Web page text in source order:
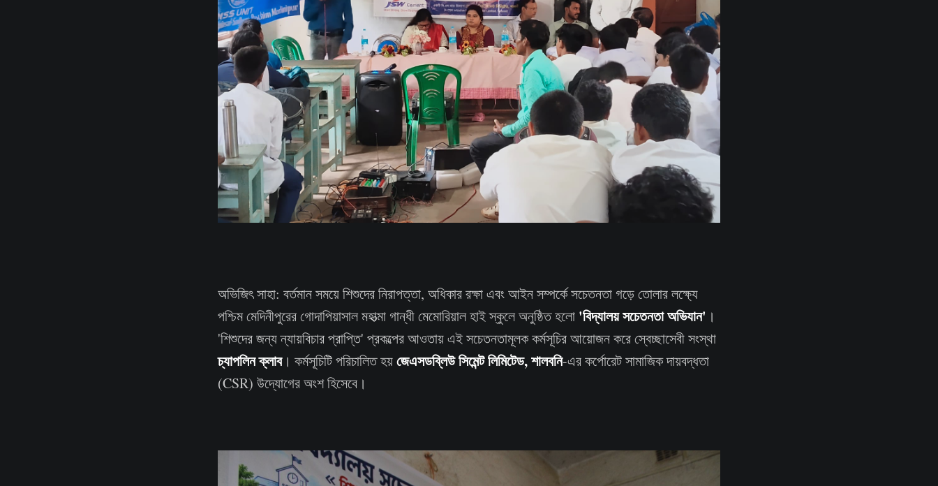
অভিজিৎ সাহা: বর্তমান সময়ে শিশুদের নিরাপত্তা, অধিকার রক্ষা এবং আইন সম্পর্কে সচেতনতা গড়ে তোলার লক্ষ্যে
পশ্চিম মেদিনীপুরের গোদাপিয়াসাল মহাত্মা গান্ধী মেমোরিয়াল হাই স্কুলে অনুষ্ঠিত হলো 'বিদ্যালয় সচেতনতা অভিযান' ।
'শিশুদের জন্য ন্যায়বিচার প্রাপ্তি' প্রকল্পের আওতায় এই সচেতনতামূলক কর্মসূচির আয়োজন করে স্বেচ্ছাসেবী সংস্থা
চ্যাপলিন ক্লাব। কর্মসূচিটি পরিচালিত হয়জেএসডব্লিউ সিমেন্ট লিমিটেড, শালবনি-এর কর্পোরেট সামাজিক দায়বদ্ধতা
(CSR) উদ্যোগের অংশ হিসেবে।